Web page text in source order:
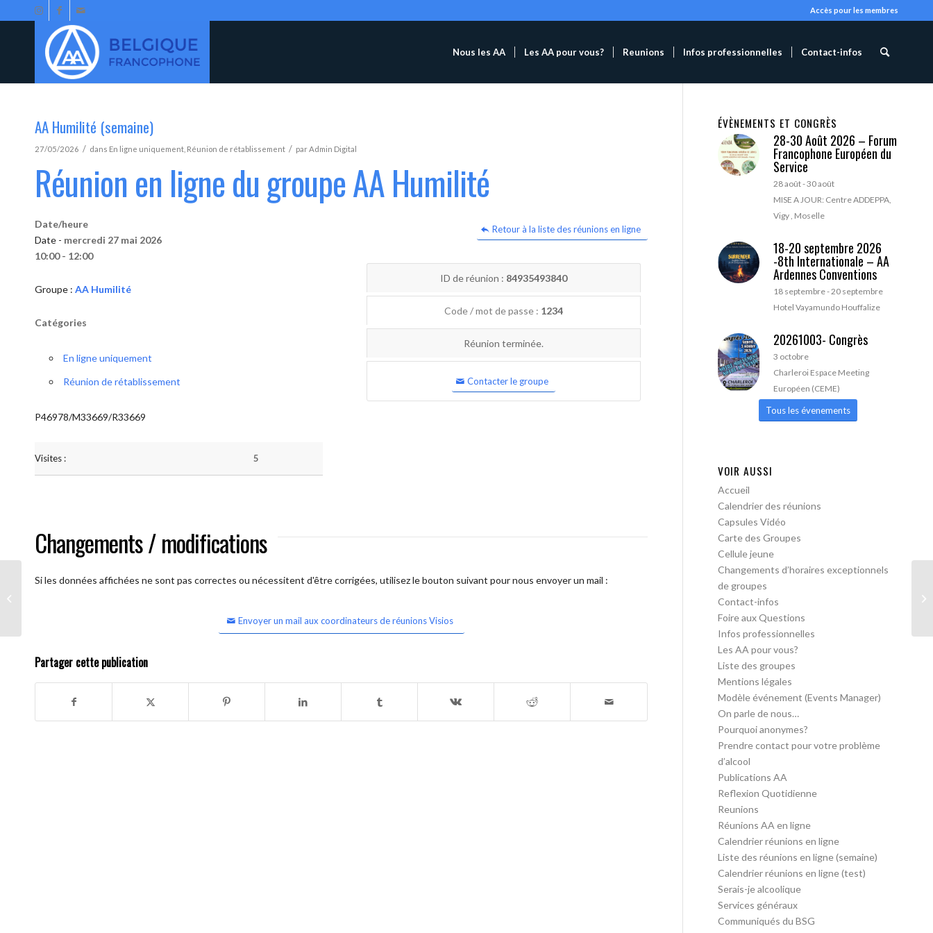
Accès pour les membres
Nous les AA Les AA pour vous? Reunions Infos professionnelles Contact-infos
AA Humilité (semaine)
27/05/2026 / dans En ligne uniquement Réunion de rétablissement / parAdmin Digital
Réunion en ligne du groupe AA Humilité
Retour à la liste des réunions en ligne
Date/heure
Date - mercredi 27 mai 2026
10:00 - 12:00
Groupe : AA Humilité
Catégories
En ligne uniquement
Réunion de rétablissement
P46978/M33669/R33669
Visites : 5
ID de réunion : 84935493840
Code / mot de passe : 1234
Réunion terminée.
Contacter le groupe
Changements / modifications
Si les données affichées ne sont pas correctes ou nécessitent d'être corrigées, utilisez le bouton suivant pour nous envoyer un mail :
Envoyer un mail aux coordinateurs de réunions Visios
Partager cette publication
ÉVÈNEMENTS ET CONGRÈS
28-30 Août 2026 – Forum
Francophone Européen du
Service
28 août-30 août
MISE A JOUR: Centre ADDEPPA,
Vigy , Moselle
18-20 septembre 2026
-8th Internationale – AA
Ardennes Conventions
18 septembre-20 septembre
Hotel Vayamundo Houffalize
20261003- Congrès
3 octobre
Charleroi Espace Meeting
Européen (CEME)
Tous les évenements
VOIR AUSSI
Accueil
Calendrier des réunions
Capsules Vidéo
Carte des Groupes
Cellule jeune
Changements d’horaires exceptionnels
de groupes
Contact-infos
Foire aux Questions
Infos professionnelles
Les AA pour vous?
Liste des groupes
Mentions légales
Modèle événement (Events Manager)
On parle de nous…
Pourquoi anonymes?
Prendre contact pour votre problème
d’alcool
Publications AA
Reflexion Quotidienne
Reunions
Réunions AA en ligne
Calendrier réunions en ligne
Liste des réunions en ligne (semaine)
Calendrier réunions en ligne (test)
Serais-je alcoolique
Services généraux
Communiqués du BSG